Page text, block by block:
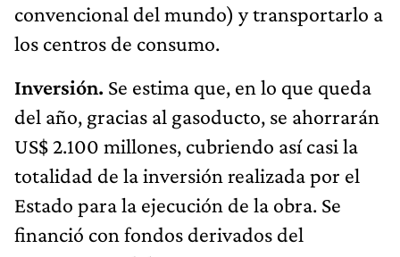
convencional del mundo) y transportarlo a
los centros de consumo.
Inversión. Se estima que, en lo que queda
del año, gracias al gasoducto, se ahorrarán
US$ 2.100 millones, cubriendo así casi la
totalidad de la inversión realizada por el
Estado para la ejecución de la obra. Se
financió con fondos derivados del